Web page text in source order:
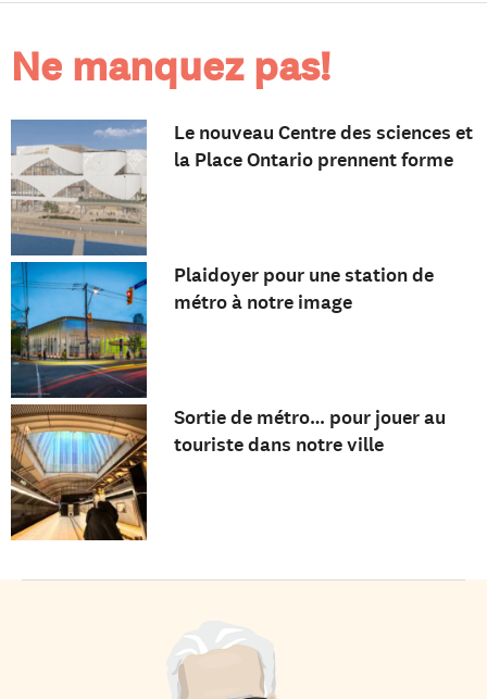
Ne manquez pas!
Le nouveau Centre des sciences et
la Place Ontario prennent forme
Plaidoyer pour une station de
métro à notre image
Sortie de métro… pour jouer au
touriste dans notre ville